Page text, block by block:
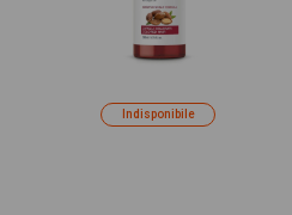
Indisponibile